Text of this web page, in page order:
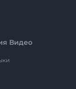
Видео